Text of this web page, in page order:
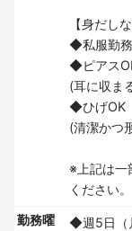
【身だし
◆私服勤
◆ピアス
(耳に収ま
◆ひげOK
(清潔かつ
※上記は一
ください。
勤務曜
◆週5日（